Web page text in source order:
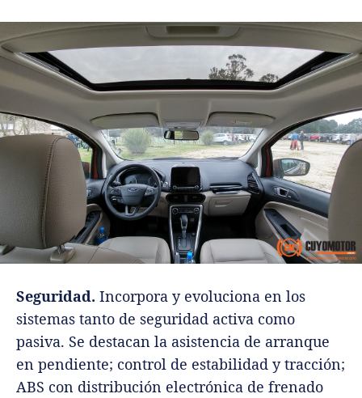
Seguridad. Incorpora y evoluciona en los
sistemas tanto de seguridad activa como
pasiva. Se destacan la asistencia de arranque
en pendiente; control de estabilidad y tracción;
ABS con distribución electrónica de frenado